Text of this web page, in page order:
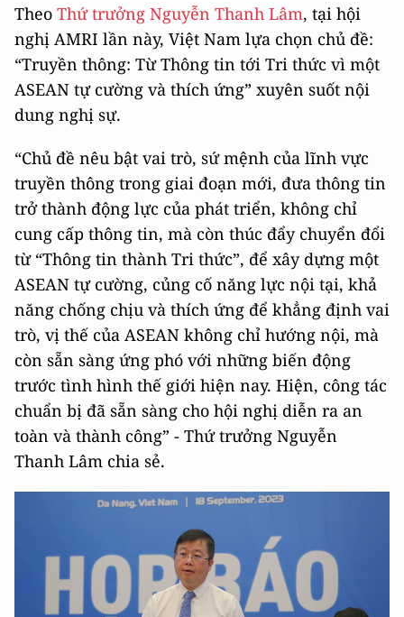
Theo Thứ trưởng Nguyễn Thanh Lâm, tại hội
nghị AMRI lần này, Việt Nam lựa chọn chủ đề:
“Truyền thông: Từ Thông tin tới Tri thức vì một
ASEAN tự cường và thích ứng” xuyên suốt nội
dung nghị sự.
“Chủ đề nêu bật vai trò, sứ mệnh của lĩnh vực
truyền thông trong giai đoạn mới, đưa thông tin
trở thành động lực của phát triển, không chỉ
cung cấp thông tin, mà còn thúc đẩy chuyển đổi
từ “Thông tin thành Tri thức”, để xây dựng một
ASEAN tự cường, củng cố năng lực nội tại, khả
năng chống chịu và thích ứng để khẳng định vai
trò, vị thế của ASEAN không chỉ hướng nội, mà
còn sẵn sàng ứng phó với những biến động
trước tình hình thế giới hiện nay. Hiện, công tác
chuẩn bị đã sẵn sàng cho hội nghị diễn ra an
toàn và thành công” - Thứ trưởng Nguyễn
Thanh Lâm chia sẻ.